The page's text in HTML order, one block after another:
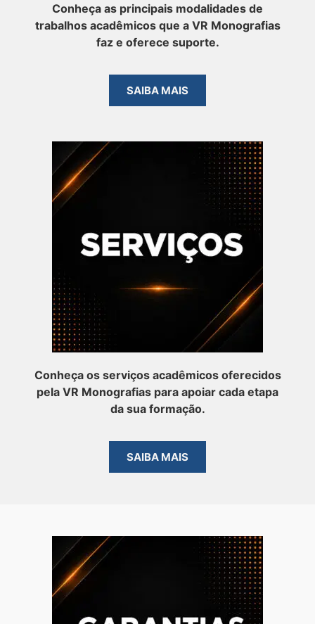
Conheça as principais modalidades de
trabalhos acadêmicos que a VR Monografias
faz e oferece suporte.
SAIBA MAIS
Conheça os serviços acadêmicos oferecidos
pela VR Monografias para apoiar cada etapa
da sua formação.
SAIBA MAIS